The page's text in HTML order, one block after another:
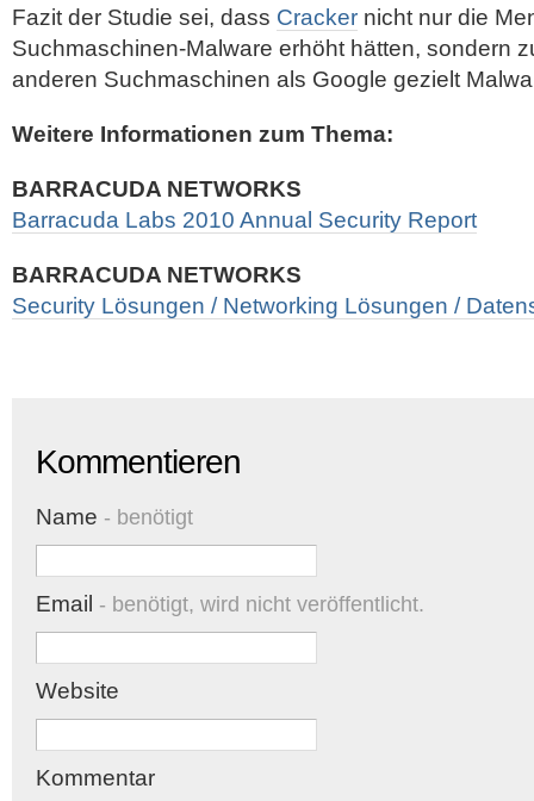
Fazit der Studie sei, dass Cracker nicht nur die
Suchmaschinen-Malware erhöht hätten, sondern
anderen Suchmaschinen als Google gezielt
Weitere Informationen zum Thema:
BARRACUDA NETWORKS
Barracuda Labs 2010 Annual Security Report
BARRACUDA NETWORKS
Security Lösungen / Networking Lösungen /
Kommentieren
Name - benötigt
Email - benötigt, wird nicht veröffentlicht.
Website
Kommentar